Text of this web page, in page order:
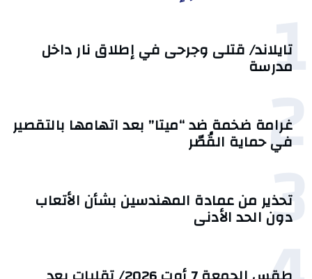
1
تايلاند/ قتلى وجرحى في إطلاق نار داخل
مدرسة
2
غرامة ضخمة ضد “ميتا” بعد اتهامها بالتقصير
في حماية القُصّر
3
تحذير من عمادة المهندسين بشأن الأتعاب
دون الحد الأدنى